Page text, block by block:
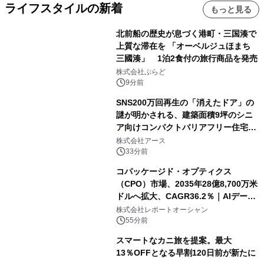
ライフスタイルの新着 もっと見る
北前船の歴史が息づく港町・三国湊で
上質な滞在を 「オーベルジュほまち
三國湊」 1泊2食付の旅行商品を発売
株式会社ぷらど
9分前
SNS200万回再生の「消えたドア」の
謎が明かされる、建築面積9坪のシニ
ア向けコンパクトバリアフリー住宅が
誕生
株式会社アース
33分前
コパッケージド・オプティクス
（CPO）市場、2035年28億8,700万米
ドルへ拡大、CAGR36.2％｜AIデータ
センター・高速光通信需要が成長を加
速
株式会社レポートオーシャン
55分前
スマートなカニ旅を提案。最大
13％OFFとなる早割120日前が新たに